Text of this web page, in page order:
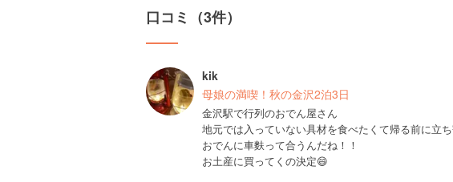
口コミ（3件）
kik
母娘の満喫！秋の金沢2泊3日
金沢駅で行列のおでん屋さん
地元では入っていない具材を食べたくて帰る前に立
おでんに車麩って合うんだね！！
お土産に買ってくの決定😄